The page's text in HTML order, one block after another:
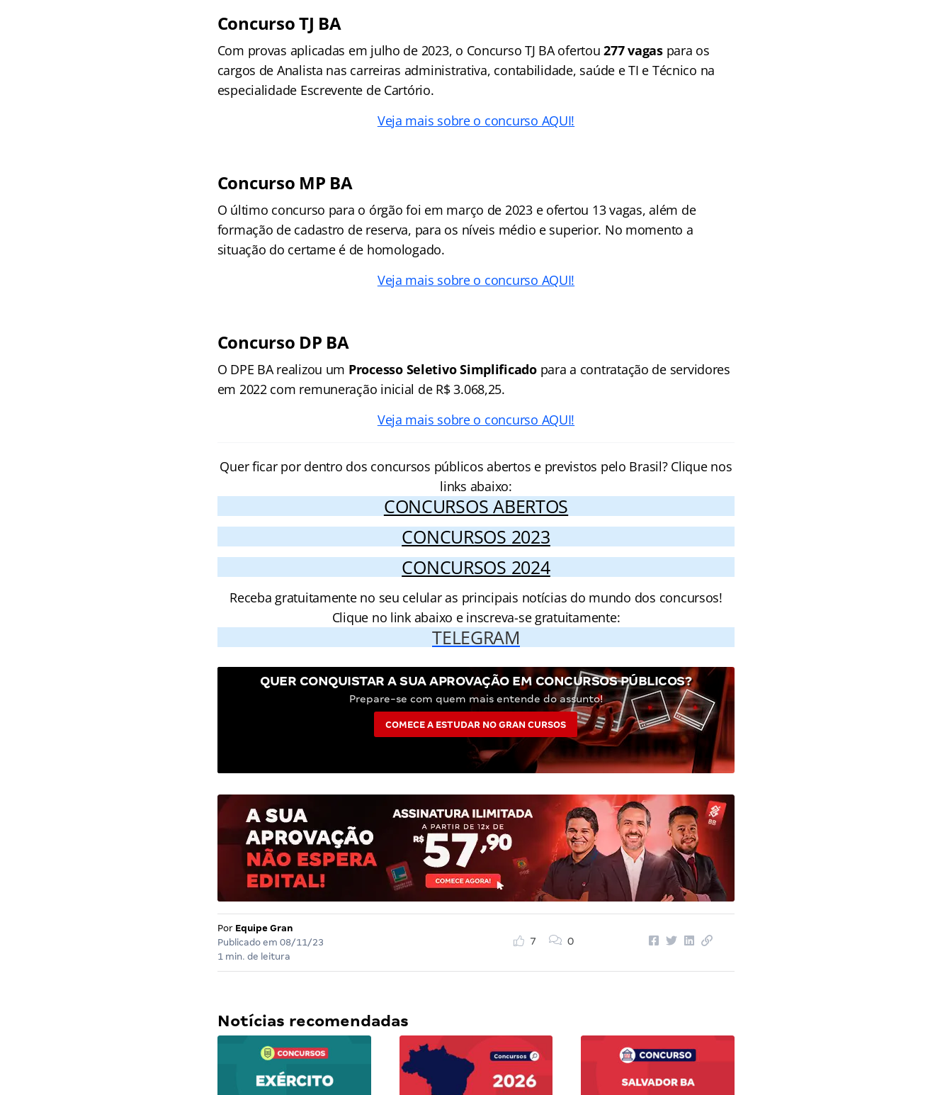
Concurso TJ BA
Com provas aplicadas em julho de 2023, o Concurso TJ BA ofertou277 vagas para os
cargos de Analista nas carreiras administrativa, contabilidade, saúde e TI e Técnico na
especialidade Escrevente de Cartório.
Veja mais sobre o concurso AQUI!
Concurso MP BA
O último concurso para o órgão foi em março de 2023 e ofertou 13 vagas, além de
formação de cadastro de reserva, para os níveis médio e superior. No momento a
situação do certame é de homologado.
Veja mais sobre o concurso AQUI!
Concurso DP BA
O DPE BA realizou um Processo Seletivo Simplificadopara a contratação de servidores
em 2022 com remuneração inicial de R$ 3.068,25.
Veja mais sobre o concurso AQUI!
Quer ficar por dentro dos concursos públicos abertos e previstos pelo Brasil? Clique nos
links abaixo:
CONCURSOS ABERTOS
CONCURSOS 2023
CONCURSOS 2024
Receba gratuitamente no seu celular as principais notícias do mundo dos concursos!
Clique no link abaixo e inscreva-se gratuitamente:
TELEGRAM
QUER CONQUISTAR A SUA APROVAÇÃO EM CONCURSOS PÚBLICOS?
Prepare-se com quem mais entende do assunto!
COMECE A ESTUDAR NO GRAN CURSOS
Por Equipe Gran
Publicado em 08/11/23
1 min. de leitura
7 0
Notícias recomendadas